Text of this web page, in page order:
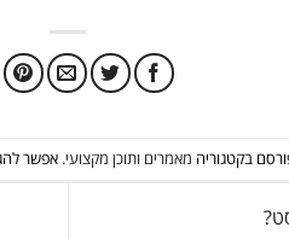
בקטגוריה מאמרים ותוכן מקצועי. אפשר